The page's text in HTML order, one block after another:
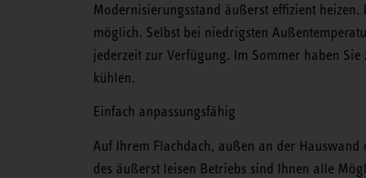
Modernisierungsstand äußerst effizient
möglich. Selbst bei niedrigsten
jederzeit zur Verfügung. Im Sommer haben
kühlen.
Einfach anpassungsfähig
Auf Ihrem Flachdach, außen an der
des äußerst leisen Betriebs sind Ihnen alle